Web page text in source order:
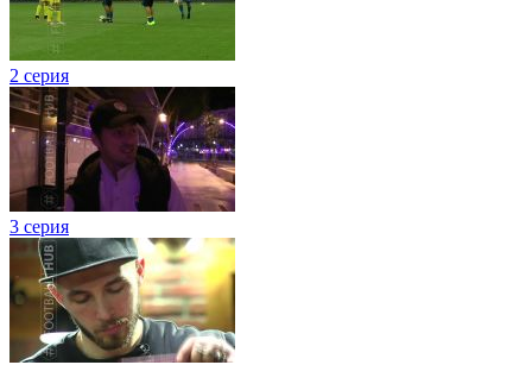
2 серия
3 серия